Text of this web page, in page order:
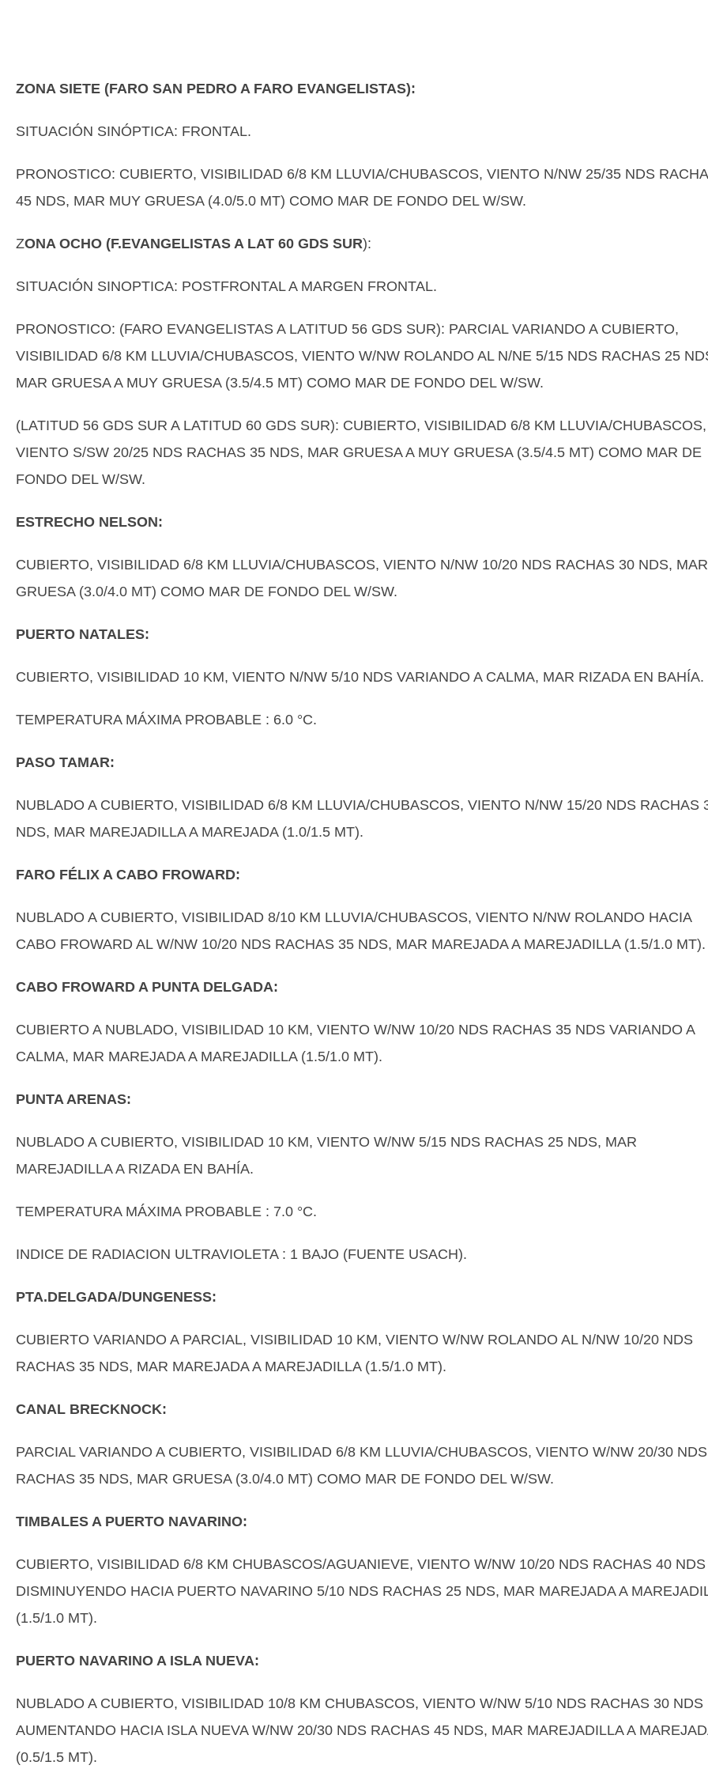
ZONA SIETE (FARO SAN PEDRO A FARO EVANGELISTAS):
SITUACIÓN SINÓPTICA: FRONTAL.
PRONOSTICO: CUBIERTO, VISIBILIDAD 6/8 KM LLUVIA/CHUBASCOS, VIENTO N/NW 25/35 NDS
45 NDS, MAR MUY GRUESA (4.0/5.0 MT) COMO MAR DE FONDO DEL W/SW.
ZONA OCHO (F.EVANGELISTAS A LAT 60 GDS SUR):
SITUACIÓN SINOPTICA: POSTFRONTAL A MARGEN FRONTAL.
PRONOSTICO: (FARO EVANGELISTAS A LATITUD 56 GDS SUR): PARCIAL VARIANDO A CUBIERTO,
VISIBILIDAD 6/8 KM LLUVIA/CHUBASCOS, VIENTO W/NW ROLANDO AL N/NE 5/15 NDS RACHAS 25
MAR GRUESA A MUY GRUESA (3.5/4.5 MT) COMO MAR DE FONDO DEL W/SW.
(LATITUD 56 GDS SUR A LATITUD 60 GDS SUR): CUBIERTO, VISIBILIDAD 6/8 KM LLUVIA/CHUBASCOS,
VIENTO S/SW 20/25 NDS RACHAS 35 NDS, MAR GRUESA A MUY GRUESA (3.5/4.5 MT) COMO MAR DE
FONDO DEL W/SW.
ESTRECHO NELSON:
CUBIERTO, VISIBILIDAD 6/8 KM LLUVIA/CHUBASCOS, VIENTO N/NW 10/20 NDS RACHAS 30 NDS, MAR
GRUESA (3.0/4.0 MT) COMO MAR DE FONDO DEL W/SW.
PUERTO NATALES:
CUBIERTO, VISIBILIDAD 10 KM, VIENTO N/NW 5/10 NDS VARIANDO A CALMA, MAR RIZADA EN BAHÍA.
TEMPERATURA MÁXIMA PROBABLE : 6.0 °C.
PASO TAMAR:
NUBLADO A CUBIERTO, VISIBILIDAD 6/8 KM LLUVIA/CHUBASCOS, VIENTO N/NW 15/20 NDS RACHAS
NDS, MAR MAREJADILLA A MAREJADA (1.0/1.5 MT).
FARO FÉLIX A CABO FROWARD:
NUBLADO A CUBIERTO, VISIBILIDAD 8/10 KM LLUVIA/CHUBASCOS, VIENTO N/NW ROLANDO HACIA
CABO FROWARD AL W/NW 10/20 NDS RACHAS 35 NDS, MAR MAREJADA A MAREJADILLA (1.5/1.0 MT).
CABO FROWARD A PUNTA DELGADA:
CUBIERTO A NUBLADO, VISIBILIDAD 10 KM, VIENTO W/NW 10/20 NDS RACHAS 35 NDS VARIANDO A
CALMA, MAR MAREJADA A MAREJADILLA (1.5/1.0 MT).
PUNTA ARENAS:
NUBLADO A CUBIERTO, VISIBILIDAD 10 KM, VIENTO W/NW 5/15 NDS RACHAS 25 NDS, MAR
MAREJADILLA A RIZADA EN BAHÍA.
TEMPERATURA MÁXIMA PROBABLE : 7.0 °C.
INDICE DE RADIACION ULTRAVIOLETA : 1 BAJO (FUENTE USACH).
PTA.DELGADA/DUNGENESS:
CUBIERTO VARIANDO A PARCIAL, VISIBILIDAD 10 KM, VIENTO W/NW ROLANDO AL N/NW 10/20 NDS
RACHAS 35 NDS, MAR MAREJADA A MAREJADILLA (1.5/1.0 MT).
CANAL BRECKNOCK:
PARCIAL VARIANDO A CUBIERTO, VISIBILIDAD 6/8 KM LLUVIA/CHUBASCOS, VIENTO W/NW 20/30 NDS
RACHAS 35 NDS, MAR GRUESA (3.0/4.0 MT) COMO MAR DE FONDO DEL W/SW.
TIMBALES A PUERTO NAVARINO:
CUBIERTO, VISIBILIDAD 6/8 KM CHUBASCOS/AGUANIEVE, VIENTO W/NW 10/20 NDS RACHAS 40 NDS
DISMINUYENDO HACIA PUERTO NAVARINO 5/10 NDS RACHAS 25 NDS, MAR MAREJADA A
(1.5/1.0 MT).
PUERTO NAVARINO A ISLA NUEVA:
NUBLADO A CUBIERTO, VISIBILIDAD 10/8 KM CHUBASCOS, VIENTO W/NW 5/10 NDS RACHAS 30 NDS
AUMENTANDO HACIA ISLA NUEVA W/NW 20/30 NDS RACHAS 45 NDS, MAR MAREJADILLA A
(0.5/1.5 MT).